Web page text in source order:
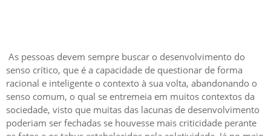
As pessoas devem sempre buscar o desenvolvimento do
senso crítico, que é a capacidade de questionar de forma
racional e inteligente o contexto à sua volta, abandonando o
senso comum, o qual se entremeia em muitos contextos da
sociedade, visto que muitas das lacunas de desenvolvimento
poderiam ser fechadas se houvesse mais criticidade perante